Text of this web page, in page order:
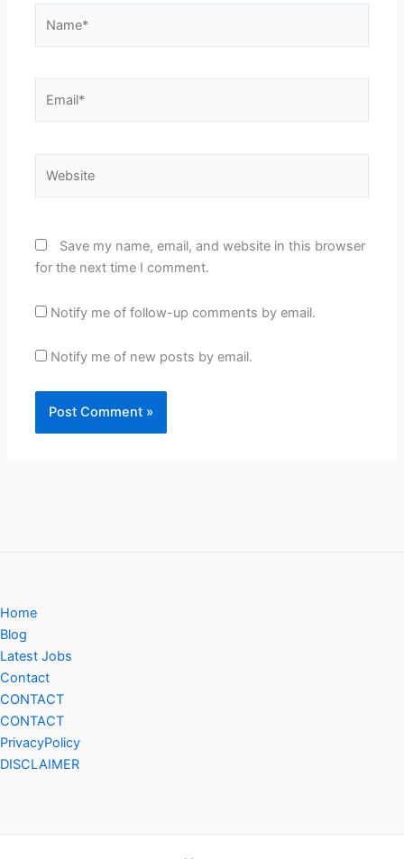
Save my name, email, and website in this browser
for the next time I comment.
Notify me of follow-up comments by email.
Notify me of new posts by email.
Home
Blog
Latest Jobs
Contact
CONTACT
CONTACT
PrivacyPolicy
DISCLAIMER